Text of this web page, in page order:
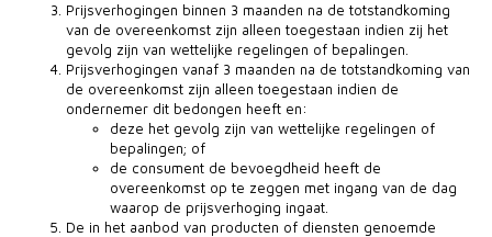
Prijsverhogingen binnen 3 maanden na de totstandkoming
van de overeenkomst zijn alleen toegestaan indien zij het
gevolg zijn van wettelijke regelingen of bepalingen.
Prijsverhogingen vanaf 3 maanden na de totstandkoming van
de overeenkomst zijn alleen toegestaan indien de
ondernemer dit bedongen heeft en:
deze het gevolg zijn van wettelijke regelingen of
bepalingen; of
de consument de bevoegdheid heeft de
overeenkomst op te zeggen met ingang van de dag
waarop de prijsverhoging ingaat.
De in het aanbod van producten of diensten genoemde